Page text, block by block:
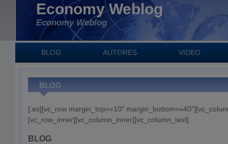
Economy Weblog
Economy Weblog
BLOG AUTORES VIDEO
BLOG
[:es][vc_row margin_top=»10″
[vc_row_inner][vc_column_inner][vc_column_text]
BLOG